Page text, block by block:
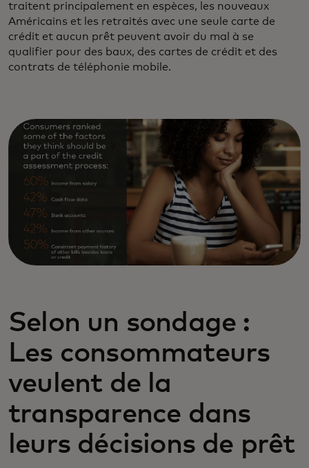
traitent principalement en espèces, les nouveaux
Américains et les retraités avec une seule carte de
crédit et aucun prêt peuvent avoir du mal à se
qualifier pour des baux, des cartes de crédit et des
contrats de téléphonie mobile.
Selon un sondage :
Les consommateurs
veulent de la
transparence dans
leurs décisions de prêt